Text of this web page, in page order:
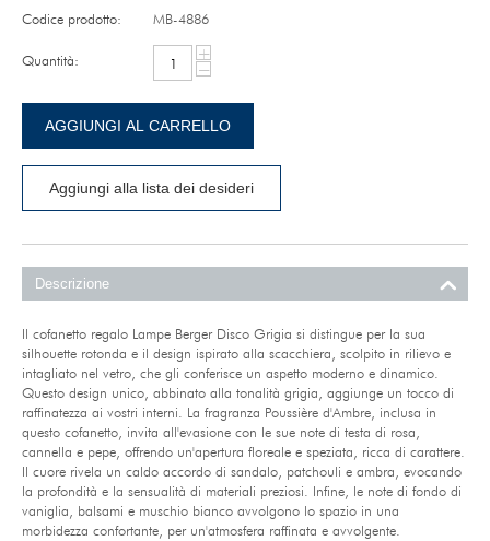
Codice prodotto: MB-4886
Quantità: +
−
AGGIUNGI AL CARRELLO
Aggiungi alla lista dei desideri
Descrizione
Il cofanetto regalo Lampe Berger Disco Grigia si distingue per la sua
silhouette rotonda e il design ispirato alla scacchiera, scolpito in rilievo e
intagliato nel vetro, che gli conferisce un aspetto moderno e dinamico.
Questo design unico, abbinato alla tonalità grigia, aggiunge un tocco di
raffinatezza ai vostri interni. La fragranza Poussière d'Ambre, inclusa in
questo cofanetto, invita all'evasione con le sue note di testa di rosa,
cannella e pepe, offrendo un'apertura floreale e speziata, ricca di carattere.
Il cuore rivela un caldo accordo di sandalo, patchouli e ambra, evocando
la profondità e la sensualità di materiali preziosi. Infine, le note di fondo di
vaniglia, balsami e muschio bianco avvolgono lo spazio in una
morbidezza confortante, per un'atmosfera raffinata e avvolgente.